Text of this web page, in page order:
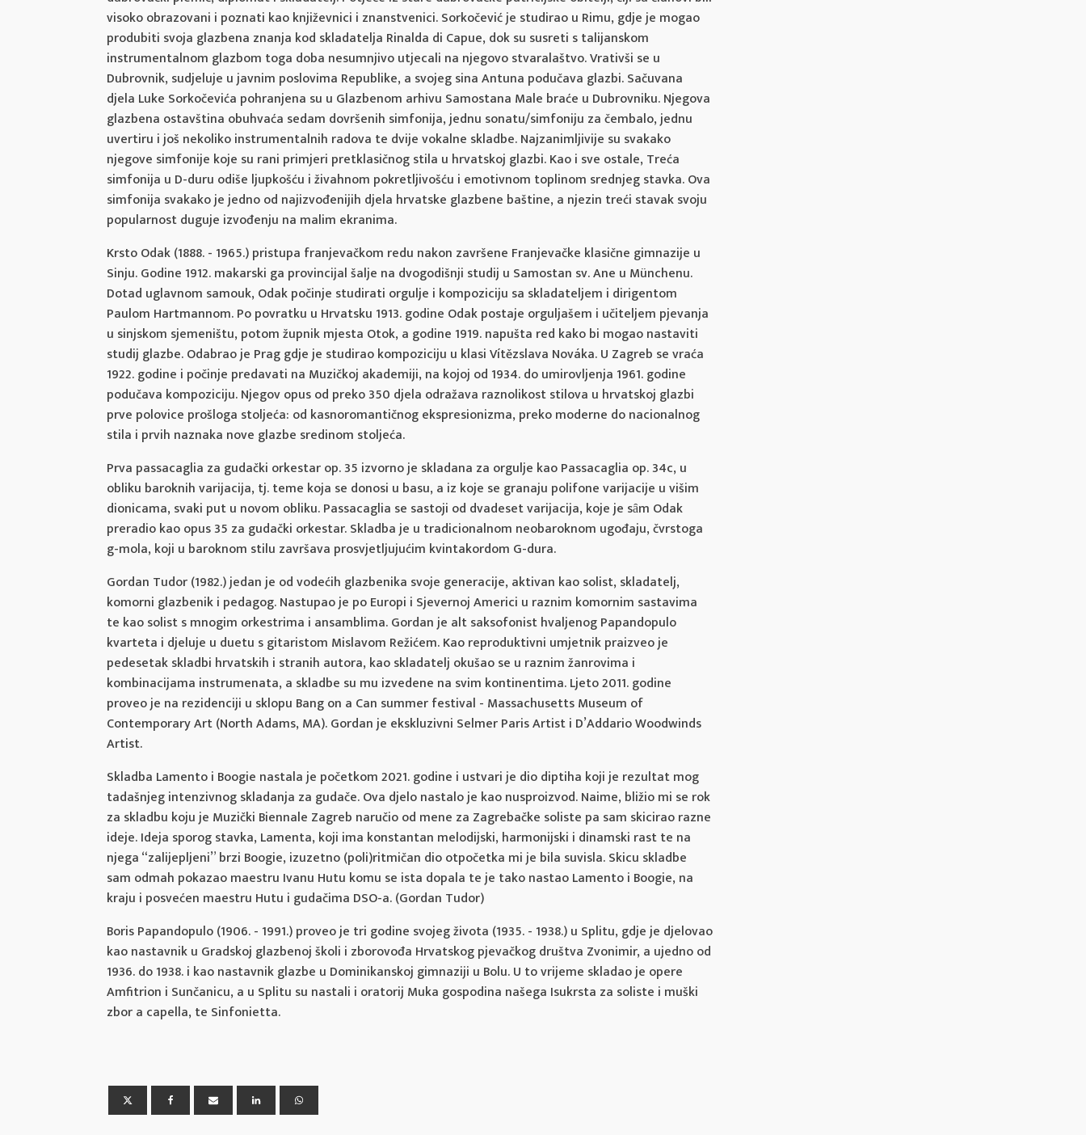
visoko obrazovani i poznati kao književnici i znanstvenici. Sorkočević je studirao u Rimu, gdje je mogao
produbiti svoja glazbena znanja kod skladatelja Rinalda di Capue, dok su susreti s talijanskom
instrumentalnom glazbom toga doba nesumnjivo utjecali na njegovo stvaralaštvo. Vrativši se u
Dubrovnik, sudjeluje u javnim poslovima Republike, a svojeg sina Antuna podučava glazbi. Sačuvana
djela Luke Sorkočevića pohranjena su u Glazbenom arhivu Samostana Male braće u Dubrovniku. Njegova
glazbena ostavština obuhvaća sedam dovršenih simfonija, jednu sonatu/simfoniju za čembalo, jednu
uvertiru i još nekoliko instrumentalnih radova te dvije vokalne skladbe. Najzanimljivije su svakako
njegove simfonije koje su rani primjeri pretklasičnog stila u hrvatskoj glazbi. Kao i sve ostale, Treća
simfonija u D-duru odiše ljupkošću i živahnom pokretljivošću i emotivnom toplinom srednjeg stavka. Ova
simfonija svakako je jedno od najizvođenijih djela hrvatske glazbene baštine, a njezin treći stavak svoju
popularnost duguje izvođenju na malim ekranima.
Krsto Odak (1888. - 1965.) pristupa franjevačkom redu nakon završene Franjevačke klasične gimnazije u
Sinju. Godine 1912. makarski ga provincijal šalje na dvogodišnji studij u Samostan sv. Ane u Münchenu.
Dotad uglavnom samouk, Odak počinje studirati orgulje i kompoziciju sa skladateljem i dirigentom
Paulom Hartmannom. Po povratku u Hrvatsku 1913. godine Odak postaje orguljašem i učiteljem pjevanja
u sinjskom sjemeništu, potom župnik mjesta Otok, a godine 1919. napušta red kako bi mogao nastaviti
studij glazbe. Odabrao je Prag gdje je studirao kompoziciju u klasi Vítězslava Nováka. U Zagreb se vraća
1922. godine i počinje predavati na Muzičkoj akademiji, na kojoj od 1934. do umirovljenja 1961. godine
podučava kompoziciju. Njegov opus od preko 350 djela odražava raznolikost stilova u hrvatskoj glazbi
prve polovice prošloga stoljeća: od kasnoromantičnog ekspresionizma, preko moderne do nacionalnog
stila i prvih naznaka nove glazbe sredinom stoljeća.
Prva passacaglia za gudački orkestar op. 35 izvorno je skladana za orgulje kao Passacaglia op. 34c, u
obliku baroknih varijacija, tj. teme koja se donosi u basu, a iz koje se granaju polifone varijacije u višim
dionicama, svaki put u novom obliku. Passacaglia se sastoji od dvadeset varijacija, koje je sȃm Odak
preradio kao opus 35 za gudački orkestar. Skladba je u tradicionalnom neobaroknom ugođaju, čvrstoga
g-mola, koji u baroknom stilu završava prosvjetljujućim kvintakordom G-dura.
Gordan Tudor (1982.) jedan je od vodećih glazbenika svoje generacije, aktivan kao solist, skladatelj,
komorni glazbenik i pedagog. Nastupao je po Europi i Sjevernoj Americi u raznim komornim sastavima
te kao solist s mnogim orkestrima i ansamblima. Gordan je alt saksofonist hvaljenog Papandopulo
kvarteta i djeluje u duetu s gitaristom Mislavom Režićem. Kao reproduktivni umjetnik praizveo je
pedesetak skladbi hrvatskih i stranih autora, kao skladatelj okušao se u raznim žanrovima i
kombinacijama instrumenata, a skladbe su mu izvedene na svim kontinentima. Ljeto 2011. godine
proveo je na rezidenciji u sklopu Bang on a Can summer festival - Massachusetts Museum of
Contemporary Art (North Adams, MA). Gordan je ekskluzivni Selmer Paris Artist i D’Addario Woodwinds
Artist.
Skladba Lamento i Boogie nastala je početkom 2021. godine i ustvari je dio diptiha koji je rezultat mog
tadašnjeg intenzivnog skladanja za gudače. Ova djelo nastalo je kao nusproizvod. Naime, bližio mi se rok
za skladbu koju je Muzički Biennale Zagreb naručio od mene za Zagrebačke soliste pa sam skicirao razne
ideje. Ideja sporog stavka, Lamenta, koji ima konstantan melodijski, harmonijski i dinamski rast te na
njega “zalijepljeni” brzi Boogie, izuzetno (poli)ritmičan dio otpočetka mi je bila suvisla. Skicu skladbe
sam odmah pokazao maestru Ivanu Hutu komu se ista dopala te je tako nastao Lamento i Boogie, na
kraju i posvećen maestru Hutu i gudačima DSO-a. (Gordan Tudor)
Boris Papandopulo (1906. - 1991.) proveo je tri godine svojeg života (1935. - 1938.) u Splitu, gdje je djelovao
kao nastavnik u Gradskoj glazbenoj školi i zborovođa Hrvatskog pjevačkog društva Zvonimir, a ujedno od
1936. do 1938. i kao nastavnik glazbe u Dominikanskoj gimnaziji u Bolu. U to vrijeme skladao je opere
Amfitrion i Sunčanicu, a u Splitu su nastali i oratorij Muka gospodina našega Isukrsta za soliste i muški
zbor a capella, te Sinfonietta.